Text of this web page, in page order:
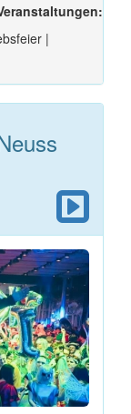
|